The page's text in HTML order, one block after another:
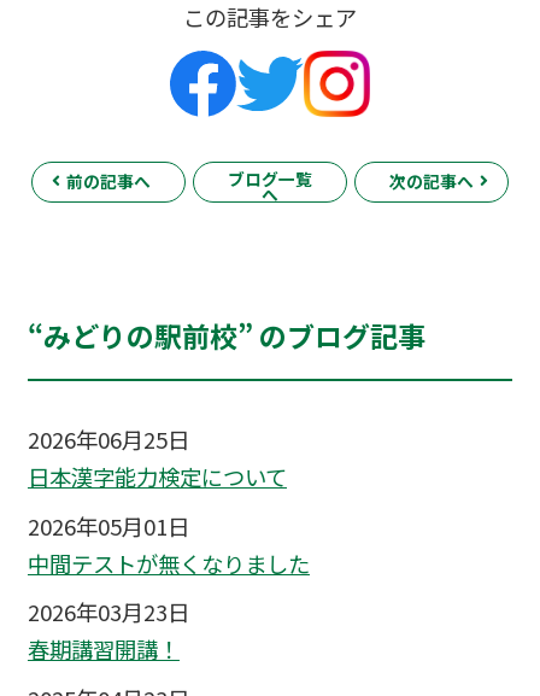
この記事をシェア
前の記事へ ブログ一覧
へ
次の記事へ
“みどりの駅前校” のブログ記事
2026年06月25日
日本漢字能力検定について
2026年05月01日
中間テストが無くなりました
2026年03月23日
春期講習開講！